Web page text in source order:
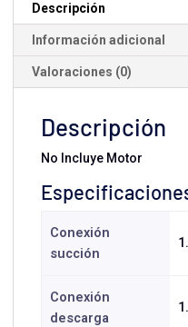
3.0
cantidad
Descripción
Información adicional
Valoraciones (0)
Descripción
No Incluye Motor
Conexión
succión
Conexión
descarga